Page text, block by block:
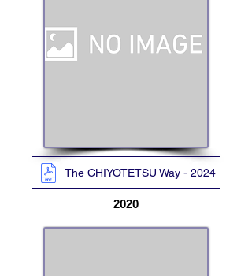
The CHIYOTETSU Way - 2024
2020